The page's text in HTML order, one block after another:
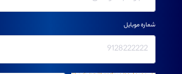
شماره موبایل